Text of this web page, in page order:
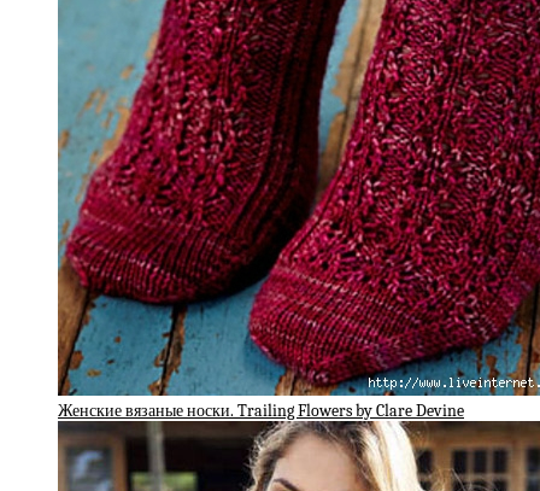
Женские вязаные носки. Trailing Flowers by Clare Devine